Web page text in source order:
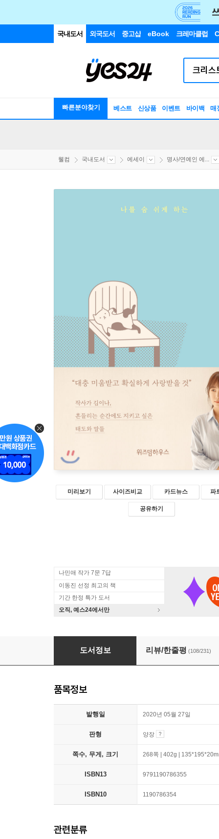
국내도서 외국도서 중고샵 eBook 크레마클럽
빠른분야찾기 베스트 신상품 이벤트 바이백 매
웰컴 국내도서 에세이 명사/연예인 에...
미리보기 사이즈비교 카드뉴스 파
공유하기
나민애 작가 7문 7답
이동진 선정 최고의 책
기간 한정 특가 도서
오직, 예스24에서만
보통의 언어들
도서정보 리뷰/한줄평 (108/231)
품목정보
발행일 2020년 05월 27일
판형 양장
쪽수, 무게, 크기 268쪽 | 402g |
ISBN13 9791190786355
ISBN10 1190786354
관련분류